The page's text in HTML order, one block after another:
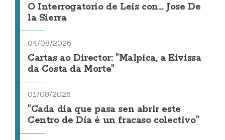
O Interrogatorio de Leis con... Jose De
la Sierra
04/08/2026
Cartas ao Director: "Malpica, a Eivissa
da Costa da Morte"
01/08/2026
"Cada día que pasa sen abrir este
Centro de Día é un fracaso colectivo"